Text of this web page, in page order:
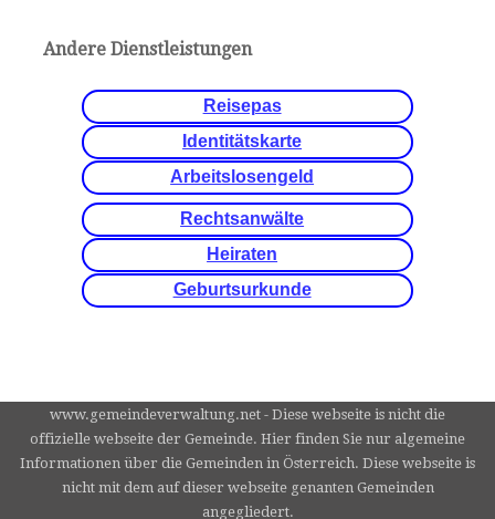
Andere Dienstleistungen
Reisepas
Identitätskarte
Arbeitslosengeld
Rechtsanwälte
Heiraten
Geburtsurkunde
www.gemeindeverwaltung.net - Diese webseite is nicht die
offizielle webseite der Gemeinde. Hier finden Sie nur algemeine
Informationen über die Gemeinden in Österreich. Diese webseite is
nicht mit dem auf dieser webseite genanten Gemeinden
angegliedert.